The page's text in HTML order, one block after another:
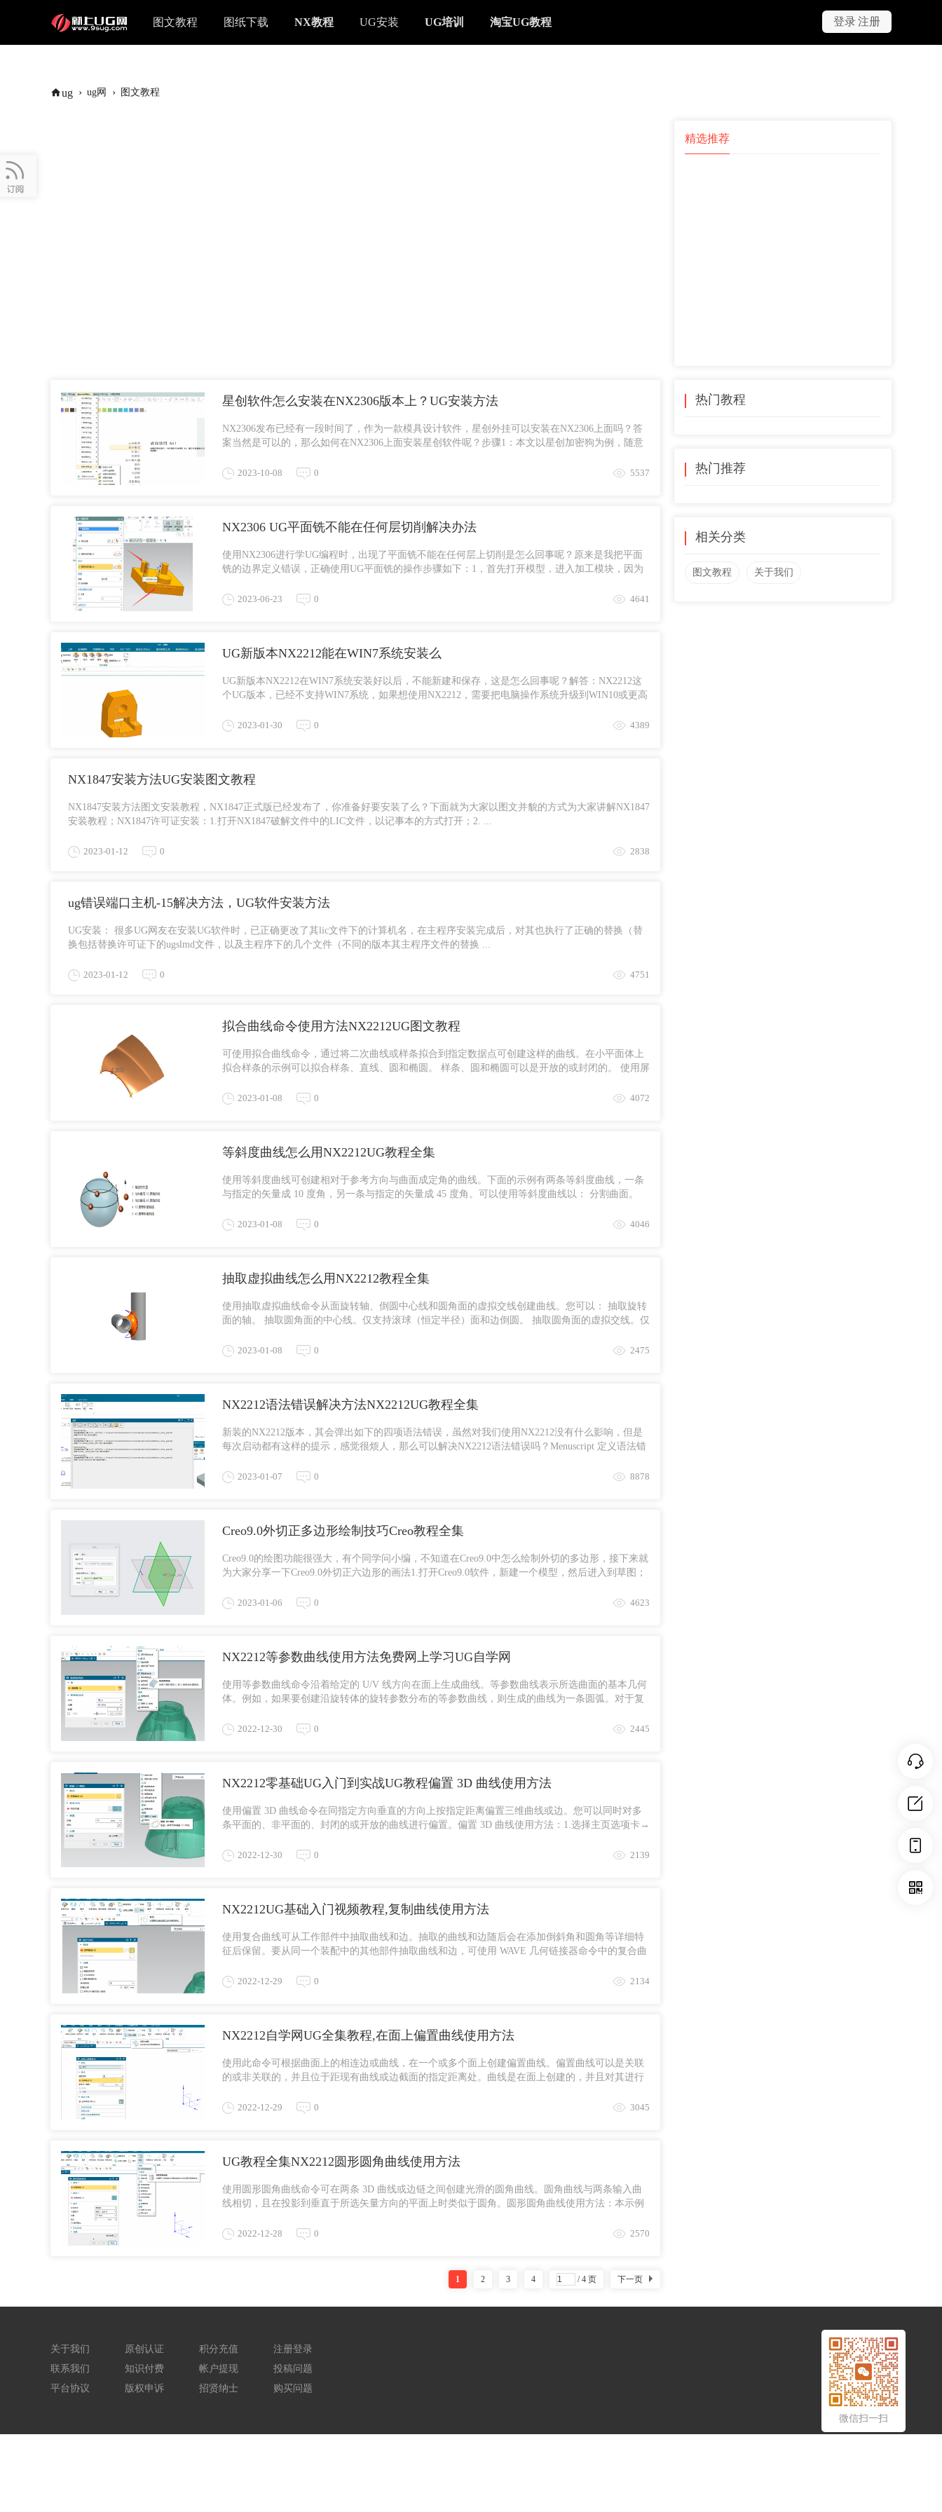
图文教程 图纸下载 NX教程 UG安装 UG培训 淘宝UG教程 登录注册
ug › ug网 › 图文教程
精选推荐
星创软件怎么安装在NX2306版本上？UG安装方法
NX2306发布已经有一段时间了，作为一款模具设计软件，星创外挂可以安装在NX2306上面吗？答
案当然是可以的，那么如何在NX2306上面安装星创软件呢？步骤1：本文以星创加密狗为例，随意
2023-10-08
0 5537
NX2306 UG平面铣不能在任何层切削解决办法
使用NX2306进行学UG编程时，出现了平面铣不能在任何层上切削是怎么回事呢？原来是我把平面
铣的边界定义错误，正确使用UG平面铣的操作步骤如下：1，首先打开模型，进入加工模块，因为
2023-06-23
0 4641
UG新版本NX2212能在WIN7系统安装么
UG新版本NX2212在WIN7系统安装好以后，不能新建和保存，这是怎么回事呢？解答：NX2212这
个UG版本，已经不支持WIN7系统，如果想使用NX2212，需要把电脑操作系统升级到WIN10或更高
2023-01-30
0 4389
NX1847安装方法UG安装图文教程
NX1847安装方法图文安装教程，NX1847正式版已经发布了，你准备好要安装了么？下面就为大家以图文并貌的方式为大家讲解NX1847
安装教程；NX1847许可证安装：1.打开NX1847破解文件中的LIC文件，以记事本的方式打开；2. ...
2023-01-12 0 2838
ug错误端口主机-15解决方法，UG软件安装方法
UG安装： 很多UG网友在安装UG软件时，已正确更改了其lic文件下的计算机名，在主程序安装完成后，对其也执行了正确的替换（替
换包括替换许可证下的ugslmd文件，以及主程序下的几个文件（不同的版本其主程序文件的替换 ...
2023-01-12 0 4751
拟合曲线命令使用方法NX2212UG图文教程
可使用拟合曲线命令，通过将二次曲线或样条拟合到指定数据点可创建这样的曲线。在小平面体上
拟合样条的示例可以拟合样条、直线、圆和椭圆。 样条、圆和椭圆可以是开放的或封闭的。 使用屏
2023-01-08
0 4072
等斜度曲线怎么用NX2212UG教程全集
使用等斜度曲线可创建相对于参考方向与曲面成定角的曲线。下面的示例有两条等斜度曲线，一条
与指定的矢量成 10 度角，另一条与指定的矢量成 45 度角。可以使用等斜度曲线以： 分割曲面。
2023-01-08
0 4046
抽取虚拟曲线怎么用NX2212教程全集
使用抽取虚拟曲线命令从面旋转轴、倒圆中心线和圆角面的虚拟交线创建曲线。您可以： 抽取旋转
面的轴。 抽取圆角面的中心线。仅支持滚球（恒定半径）面和边倒圆。 抽取圆角面的虚拟交线。仅
2023-01-08
0 2475
NX2212语法错误解决方法NX2212UG教程全集
新装的NX2212版本，其会弹出如下的四项语法错误，虽然对我们使用NX2212没有什么影响，但是
每次启动都有这样的提示，感觉很烦人，那么可以解决NX2212语法错误吗？Menuscript 定义语法错
2023-01-07
0 8878
Creo9.0外切正多边形绘制技巧Creo教程全集
Creo9.0的绘图功能很强大，有个同学问小编，不知道在Creo9.0中怎么绘制外切的多边形，接下来就
为大家分享一下Creo9.0外切正六边形的画法1.打开Creo9.0软件，新建一个模型，然后进入到草图；
2023-01-06
0 4623
NX2212等参数曲线使用方法免费网上学习UG自学网
使用等参数曲线命令沿着给定的 U/V 线方向在面上生成曲线。等参数曲线表示所选曲面的基本几何
体。例如，如果要创建沿旋转体的旋转参数分布的等参数曲线，则生成的曲线为一条圆弧。对于复
2022-12-30
0 2445
NX2212零基础UG入门到实战UG教程偏置 3D 曲线使用方法
使用偏置 3D 曲线命令在同指定方向垂直的方向上按指定距离偏置三维曲线或边。您可以同时对多
条平面的、非平面的、封闭的或开放的曲线进行偏置。偏置 3D 曲线使用方法：1.选择主页选项卡→
2022-12-30
0 2139
NX2212UG基础入门视频教程,复制曲线使用方法
使用复合曲线可从工作部件中抽取曲线和边。抽取的曲线和边随后会在添加倒斜角和圆角等详细特
征后保留。要从同一个装配中的其他部件抽取曲线和边，可使用 WAVE 几何链接器命令中的复合曲
2022-12-29
0 2134
NX2212自学网UG全集教程,在面上偏置曲线使用方法
使用此命令可根据曲面上的相连边或曲线，在一个或多个面上创建偏置曲线。偏置曲线可以是关联
的或非关联的，并且位于距现有曲线或边截面的指定距离处。曲线是在面上创建的，并且对其进行
2022-12-29
0 3045
UG教程全集NX2212圆形圆角曲线使用方法
使用圆形圆角曲线命令可在两条 3D 曲线或边链之间创建光滑的圆角曲线。圆角曲线与两条输入曲
线相切，且在投影到垂直于所选矢量方向的平面上时类似于圆角。圆形圆角曲线使用方法：本示例
2022-12-28
0 2570
1 2 3 4 / 4 页 下一页
热门教程
热门推荐
相关分类
图文教程 关于我们
关于我们
联系我们
平台协议
原创认证
知识付费
版权申诉
积分充值
帐户提现
招贤纳士
注册登录
投稿问题
购买问题
微信扫一扫